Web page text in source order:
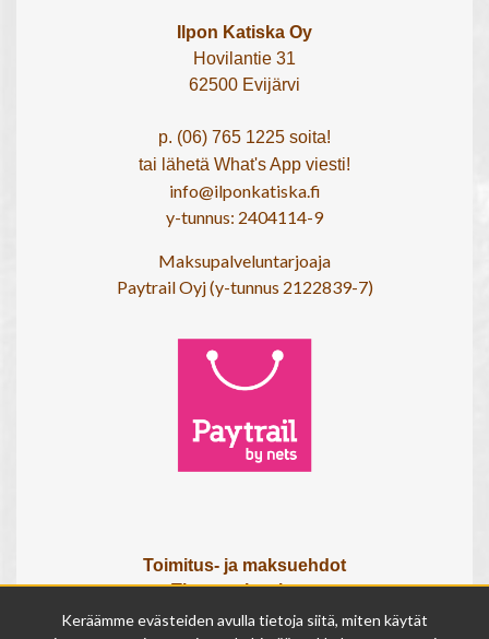
Ilpon Katiska Oy
Hovilantie 31
62500 Evijärvi
p. (06) 765 1225 soita!
tai lähetä What's App viesti!
info@ilponkatiska.fi
y-tunnus: 2404114-9
Maksupalveluntarjoaja
Paytrail Oyj (y-tunnus 2122839-7)
Toimitus- ja maksuehdot
Tietosuojaseloste
Tietoa meistä
Keräämme evästeiden avulla tietoja siitä, miten käytät